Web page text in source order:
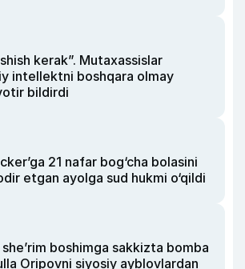
kerak”. Mutaxassislar
intellektni boshqara olmay
bildirdi
21 nafar bog‘cha bolasini
etgan ayolga sud hukmi o‘qildi
boshimga sakkizta bomba
Oripovni siyosiy ayblovlardan